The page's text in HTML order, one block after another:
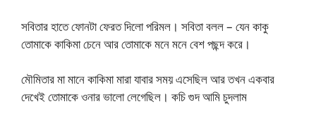
সবিতার হাতে ফোনটা ফেরত দিলো পরিমল। সবিতা বলল – যেন কাকু
তোমাকে কাকিমা চেনে আর তোমাকে মনে মনে বেশ পছন্দ করে।
মৌমিতার মা মানে কাকিমা মারা যাবার সময় এসেছিল আর তখন একবার
দেখেই তোমাকে ওনার ভালো লেগেছিল। কচি গুদ আমি চুদলাম